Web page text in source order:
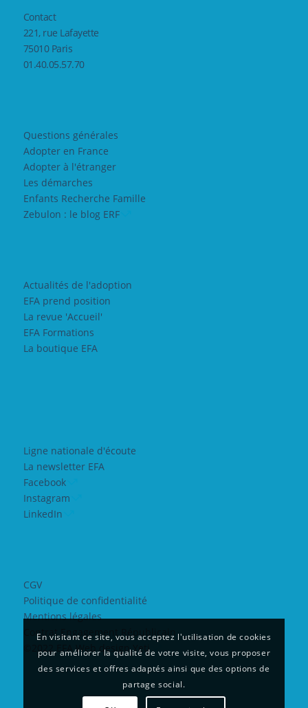
Contact
221, rue Lafayette
75010 Paris
01.40.05.57.70
Questions générales
Adopter en France
Adopter à l'étranger
Les démarches
Enfants Recherche Famille
Zebulon : le blog ERF
Actualités de l'adoption
EFA prend position
La revue 'Accueil'
EFA Formations
La boutique EFA
Ligne nationale d'écoute
La newsletter EFA
Facebook
Instagram
LinkedIn
CGV
Politique de confidentialité
Mentions légales
Contrat Engagement Républicain
©2022 EFA Web design Yeti
En visitant ce site, vous acceptez l'utilisation de cookies
pour améliorer la qualité de votre visite, vous proposer
des services et offres adaptés ainsi que des options de
partage social.